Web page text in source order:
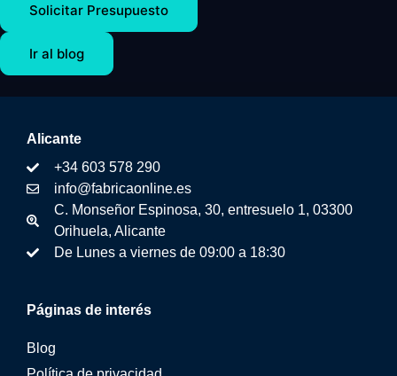
Solicitar Presupuesto
Ir al blog
Páginas de interés
Blog
Alicante
+34 603 578 290
info@fabricaonline.es
C. Monseñor Espinosa, 30, entresuelo 1, 03300
Orihuela, Alicante
De Lunes a viernes de 09:00 a 18:30